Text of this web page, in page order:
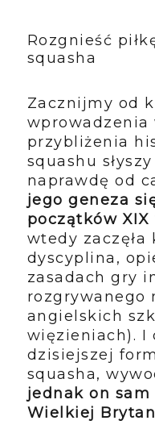
Rozgnieść
squasha
Zacznijmy od
wprowadzenia
przybliżenia
squashu
naprawdę od
jego geneza
początków
wtedy zaczęła
dyscyplina,
zasadach gry
rozgrywanego
angielskich
więzieniach). I
dzisiejszej
squasha,
jednak on sam
Wielkiej